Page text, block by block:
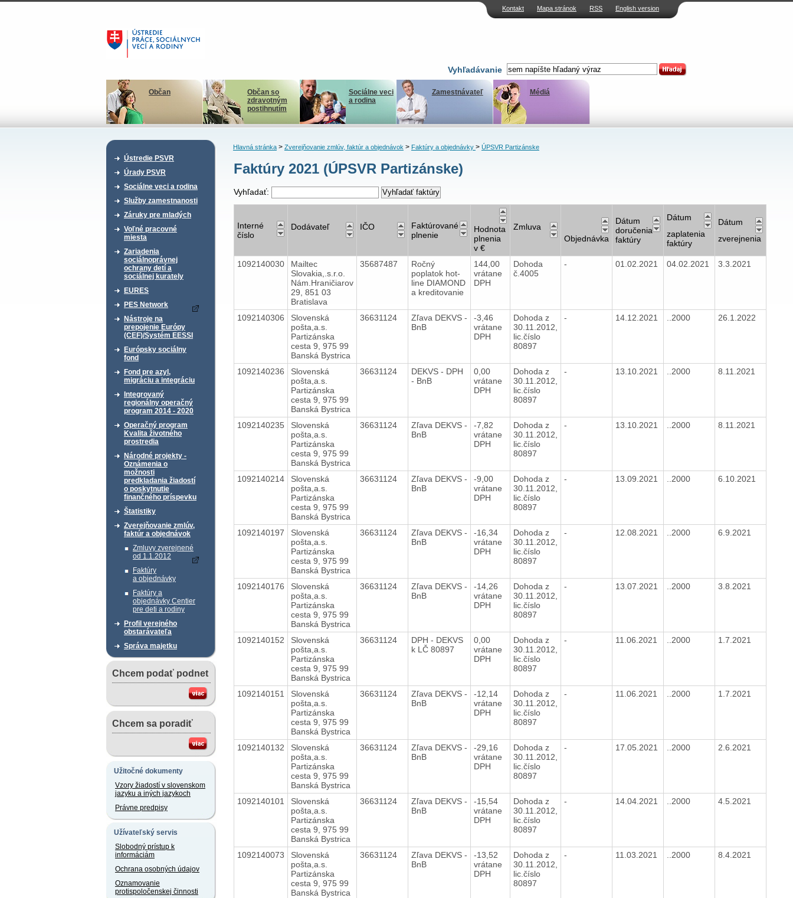
Kontakt Mapa stránok RSS English version
Vyhľadávanie
Občan
Občan so
zdravotným
postihnutím
Sociálne veci
a rodina
Zamestnávateľ Médiá
Ústredie PSVR
Úrady PSVR
Sociálne veci a rodina
Služby zamestnanosti
Záruky pre mladých
Voľné pracovné
miesta
Zariadenia
sociálnoprávnej
ochrany detí a
sociálnej kurately
EURES
PES Network
Nástroje na
prepojenie Európy
(CEF)/Systém EESSI
Európsky sociálny
fond
Fond pre azyl,
migráciu a integráciu
Integrovaný
regionálny operačný
program 2014 - 2020
Operačný program
Kvalita životného
prostredia
Národné projekty -
Oznámenia o
možnosti
predkladania žiadostí
o poskytnutie
finančného príspevku
Štatistiky
Zverejňovanie zmlúv,
faktúr a objednávok
Zmluvy zverejnené
od 1.1.2012
Faktúry
a objednávky
Faktúry a
objednávky Centier
pre deti a rodiny
Profil verejného
obstarávateľa
Správa majetku
Chcem podať podnet
Chcem sa poradiť
Užitočné dokumenty
Vzory žiadostí v slovenskom
jazyku a iných jazykoch
Právne predpisy
Užívateľský servis
Slobodný prístup k
informáciám
Ochrana osobných údajov
Oznamovanie
protispoločenskej činnosti
Hlavná stránka> Zverejňovanie zmlúv, faktúr a objednávok> Faktúry a objednávky > ÚPSVR Partizánske
Faktúry 2021 (ÚPSVR Partizánske)
Vyhľadať:
Interné
číslo
Dodávateľ IČO
Faktúrované
plnenie
Hodnota
plnenia
v €
Zmluva
Objednávka
Dátum
doručenia
faktúry
Dátum
zaplatenia
faktúry
Dátum
zverejnenia
1092140030
Mailtec
Slovakia,.s.r.o.
Nám.Hraničiarov
29, 851 03
Bratislava
35687487
Ročný
poplatok hot-
line DIAMOND
a kreditovanie
144,00
vrátane
DPH
Dohoda
č.4005
- 01.02.2021 04.02.2021 3.3.2021
1092140306
Slovenská
pošta,a.s.
Partizánska
cesta 9, 975 99
Banská Bystrica
36631124
Zľava DEKVS -
BnB
-3,46
vrátane
DPH
Dohoda z
30.11.2012,
lic.číslo
80897
- 14.12.2021 ..2000 26.1.2022
1092140236
Slovenská
pošta,a.s.
Partizánska
cesta 9, 975 99
Banská Bystrica
36631124
DEKVS - DPH
- BnB
0,00
vrátane
DPH
Dohoda z
30.11.2012,
lic.číslo
80897
- 13.10.2021 ..2000 8.11.2021
1092140235
Slovenská
pošta,a.s.
Partizánska
cesta 9, 975 99
Banská Bystrica
36631124
Zľava DEKVS -
BnB
-7,82
vrátane
DPH
Dohoda z
30.11.2012,
lic.číslo
80897
- 13.10.2021 ..2000 8.11.2021
1092140214
Slovenská
pošta,a.s.
Partizánska
cesta 9, 975 99
Banská Bystrica
36631124
Zľava DEKVS -
BnB
-9,00
vrátane
DPH
Dohoda z
30.11.2012,
lic.číslo
80897
- 13.09.2021 ..2000 6.10.2021
1092140197
Slovenská
pošta,a.s.
Partizánska
cesta 9, 975 99
Banská Bystrica
36631124
Zľava DEKVS -
BnB
-16,34
vrátane
DPH
Dohoda z
30.11.2012,
lic.číslo
80897
- 12.08.2021 ..2000 6.9.2021
1092140176
Slovenská
pošta,a.s.
Partizánska
cesta 9, 975 99
Banská Bystrica
36631124
Zľava DEKVS -
BnB
-14,26
vrátane
DPH
Dohoda z
30.11.2012,
lic.číslo
80897
- 13.07.2021 ..2000 3.8.2021
1092140152
Slovenská
pošta,a.s.
Partizánska
cesta 9, 975 99
Banská Bystrica
36631124
DPH - DEKVS
k LČ 80897
0,00
vrátane
DPH
Dohoda z
30.11.2012,
lic.číslo
80897
- 11.06.2021 ..2000 1.7.2021
1092140151
Slovenská
pošta,a.s.
Partizánska
cesta 9, 975 99
Banská Bystrica
36631124
Zľava DEKVS -
BnB
-12,14
vrátane
DPH
Dohoda z
30.11.2012,
lic.číslo
80897
- 11.06.2021 ..2000 1.7.2021
1092140132
Slovenská
pošta,a.s.
Partizánska
cesta 9, 975 99
Banská Bystrica
36631124
Zľava DEKVS -
BnB
-29,16
vrátane
DPH
Dohoda z
30.11.2012,
lic.číslo
80897
- 17.05.2021 ..2000 2.6.2021
1092140101
Slovenská
pošta,a.s.
Partizánska
cesta 9, 975 99
Banská Bystrica
36631124
Zľava DEKVS -
BnB
-15,54
vrátane
DPH
Dohoda z
30.11.2012,
lic.číslo
80897
- 14.04.2021 ..2000 4.5.2021
1092140073
Slovenská
pošta,a.s.
Partizánska
cesta 9, 975 99
Banská Bystrica
36631124
Zľava DEKVS -
BnB
-13,52
vrátane
DPH
Dohoda z
30.11.2012,
lic.číslo
80897
- 11.03.2021 ..2000 8.4.2021